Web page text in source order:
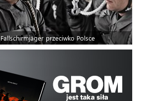
Fallschirmjäger przeciwko Polsce